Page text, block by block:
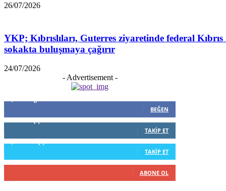
26/07/2026
YKP; Kıbrıslıları, Guterres ziyaretinde federal
sokakta buluşmaya çağırır
24/07/2026
- Advertisement -
BEĞEN
TAKIP ET
TAKIP ET
ABONE OL